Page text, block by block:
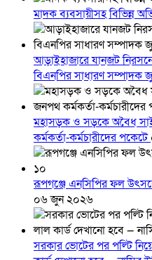
মাদক ব্যবসায়ীসহ বিভিন্ন
আড়াইহাজারে যানজট
বিএনপির সাধারণ সম্পাদক
মহাসড়ক ও সড়কে অবৈধ
কর্মকর্তা-কর্মচারীদের পকেটে
রূপগঞ্জে এনসিপির ফল
০৬ জুন ২০২৬
সরকার ভোটের পর পল্টি